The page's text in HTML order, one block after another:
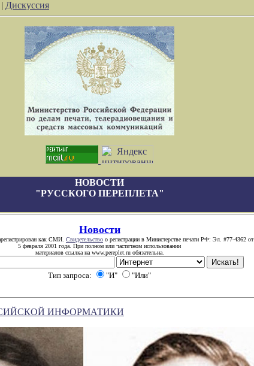
| Дискуссия
НОВОСТИ
"РУССКОГО ПЕРЕПЛЕТА"
Новости
как СМИ. Свидетельство о регистрации в Министерстве печати РФ: Эл. #77-4362 от
5 февраля 2001 года. При полном или частичном использовании
материалов ссылка на www.pereplet.ru обязательна.
Тип запроса: "И" "Или"
ИНФОРМАТИКИ